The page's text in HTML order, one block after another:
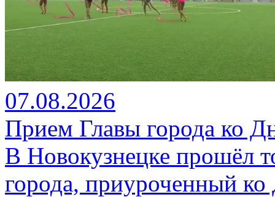
07.08.2026
Прием Главы города ко
В Новокузнецке прошёл
города, приуроченный